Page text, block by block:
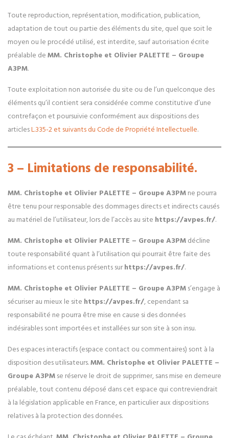
Toute reproduction, représentation, modification, publication,
adaptation de tout ou partie des éléments du site, quel que soit le
moyen ou le procédé utilisé, est interdite, sauf autorisation écrite
préalable de MM. Christophe et Olivier PALETTE – Groupe
A3PM.
Toute exploitation non autorisée du site ou de l’un quelconque des
éléments qu’il contient sera considérée comme constitutive d’une
contrefaçon et poursuivie conformément aux dispositions des
articlesL.335-2 et suivants du Code de Propriété Intellectuelle.
3 – Limitations de responsabilité.
MM. Christophe et Olivier PALETTE – Groupe A3PM ne pourra
être tenu pour responsable des dommages directs et indirects causés
au matériel de l’utilisateur, lors de l’accès au site https://avpes.fr/.
MM. Christophe et Olivier PALETTE – Groupe A3PM décline
toute responsabilité quant à l’utilisation qui pourrait être faite des
informations et contenus présents surhttps://avpes.fr/.
MM. Christophe et Olivier PALETTE – Groupe A3PM s’engage à
sécuriser au mieux le site https://avpes.fr/, cependant sa
responsabilité ne pourra être mise en cause si des données
indésirables sont importées et installées sur son site à son insu.
Des espaces interactifs (espace contact ou commentaires) sont à la
disposition des utilisateurs.MM. Christophe et Olivier PALETTE –
Groupe A3PM se réserve le droit de supprimer, sans mise en demeure
préalable, tout contenu déposé dans cet espace qui contreviendrait
à la législation applicable en France, en particulier aux dispositions
relatives à la protection des données.